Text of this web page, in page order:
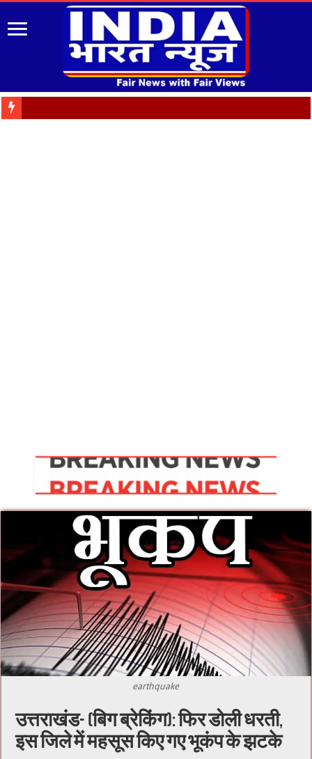
earthquake
उत्तराखंड- (बिग ब्रेकिंग): फिर डोली धरती,
इस जिले में महसूस किए गए भूकंप के झटके